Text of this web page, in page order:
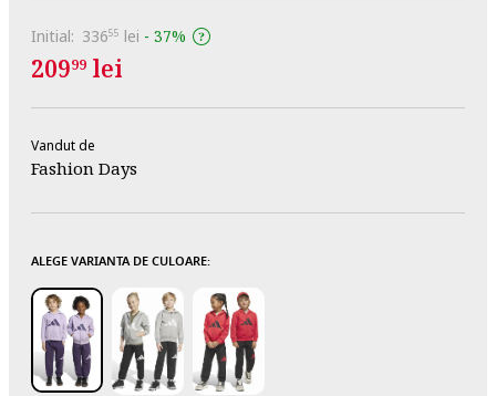
Initial: 33655 lei - 37%
20999 lei
Vandut de
Fashion Days
ALEGE VARIANTA DE CULOARE: